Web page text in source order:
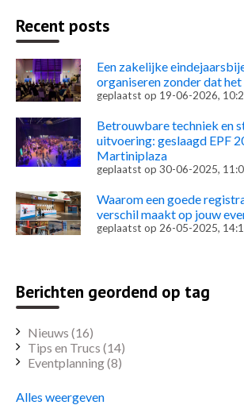
Recent posts
Een zakelijke
organiseren zonder dat
geplaatst op 19-06-2026,
Betrouwbare techniek en
uitvoering: geslaagd EPF
Martiniplaza
geplaatst op 30-06-2025,
Waarom een goede
verschil maakt op jouw
geplaatst op 26-05-2025,
Berichten geordend op tag
Nieuws (16)
Tips en Trucs (14)
Eventplanning(8)
Alles weergeven